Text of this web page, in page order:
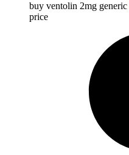
buy ventolin 2mg generic
price